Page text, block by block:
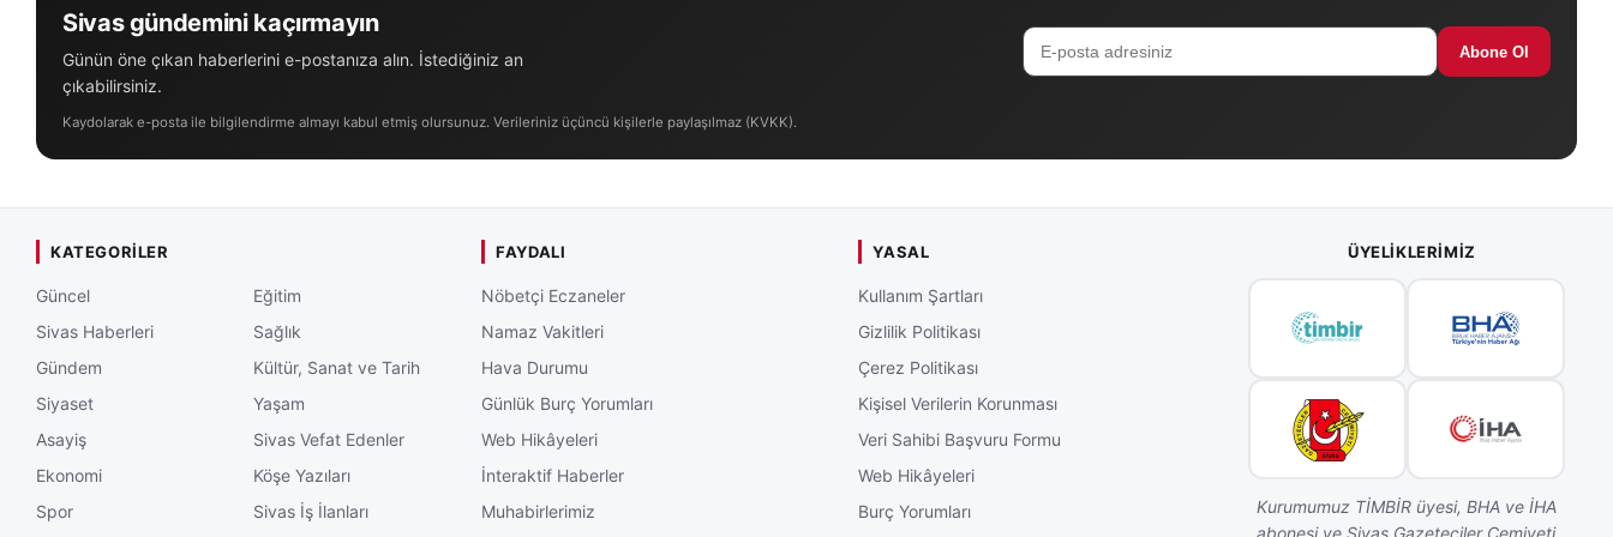
Sivas gündemini kaçırmayın
Günün öne çıkan haberlerini e-postanıza alın. İstediğiniz an
çıkabilirsiniz.
Abone Ol
Kaydolarak e-posta ile bilgilendirme almayı kabul etmiş olursunuz. Verileriniz üçüncü kişilerle paylaşılmaz (KVKK).
KATEGORILER
Güncel
Sivas Haberleri
Gündem
Siyaset
Asayiş
Ekonomi
Spor
Eğitim
Sağlık
Kültür, Sanat ve Tarih
Yaşam
Sivas Vefat Edenler
Köşe Yazıları
Sivas İş İlanları
FAYDALI
Nöbetçi Eczaneler
Namaz Vakitleri
Hava Durumu
Günlük Burç Yorumları
Web Hikâyeleri
İnteraktif Haberler
Muhabirlerimiz
YASAL
Kullanım Şartları
Gizlilik Politikası
Çerez Politikası
Kişisel Verilerin Korunması
Veri Sahibi Başvuru Formu
Web Hikâyeleri
Burç Yorumları
ÜYELIKLERIMIZ
Kurumumuz TİMBİR üyesi, BHA ve İHA
abonesi ve Sivas Gazeteciler Cemiyeti